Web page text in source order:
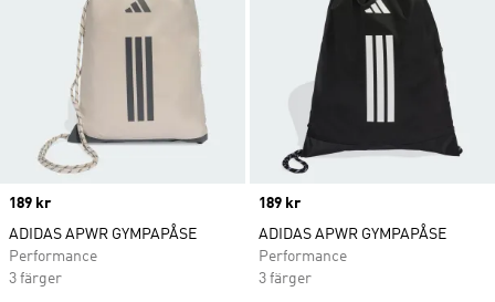
Price
189 kr
ADIDAS APWR GYMPAPÅSE
Performance
3 färger
Price
189 kr
ADIDAS APWR GYMPAPÅSE
Performance
3 färger